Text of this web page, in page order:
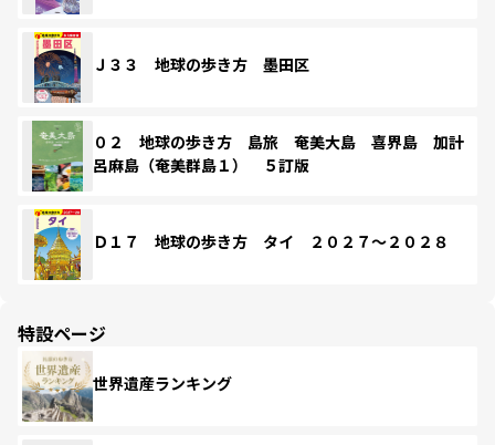
Ｊ３３ 地球の歩き方 墨田区
０２ 地球の歩き方 島旅 奄美大島 喜界島 加計
呂麻島（奄美群島１） ５訂版
Ｄ１７ 地球の歩き方 タイ ２０２７～２０２８
特設ページ
世界遺産ランキング